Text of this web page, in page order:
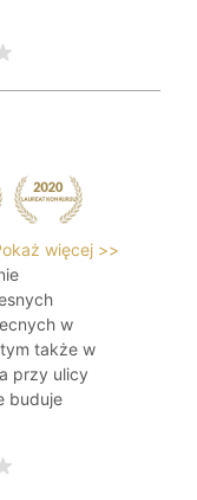
więcej >>
w
także w
przy ulicy
buduje